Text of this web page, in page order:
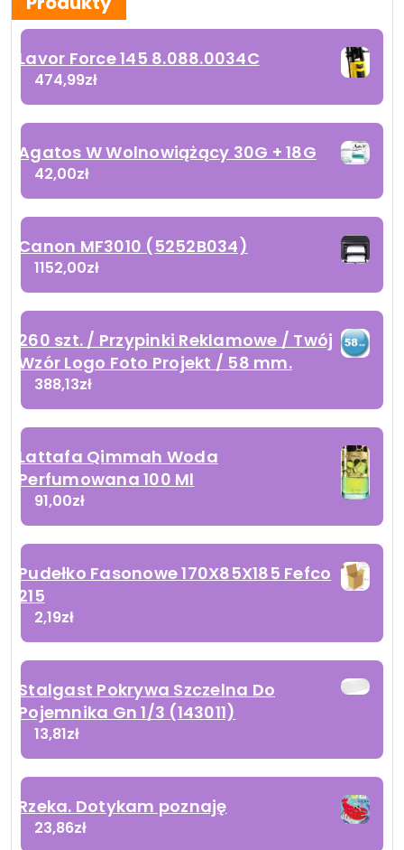
Lavor Force 145 8.088.0034C
474,99zł
Agatos W Wolnowiążący 30G + 18G
42,00zł
Canon MF3010 (5252B034)
1152,00zł
260 szt. / Przypinki Reklamowe / Twój
Wzór Logo Foto Projekt / 58 mm.
388,13zł
Lattafa Qimmah Woda
Perfumowana 100 Ml
91,00zł
Pudełko Fasonowe 170X85X185 Fefco
215
2,19zł
Stalgast Pokrywa Szczelna Do
Pojemnika Gn 1/3 (143011)
13,81zł
Rzeka. Dotykam poznaję
23,86zł